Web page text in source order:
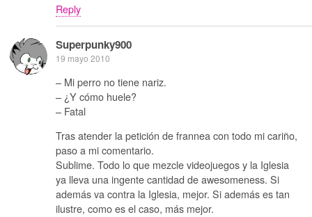
Reply
Superpunky900
19 mayo 2010
– Mi perro no tiene nariz.
– ¿Y cómo huele?
– Fatal
Tras atender la petición de frannea con todo mi cariño,
paso a mi comentario.
Sublime. Todo lo que mezcle videojuegos y la Iglesia
ya lleva una ingente cantidad de awesomeness. Si
además va contra la Iglesia, mejor. Si además es tan
ilustre, como es el caso, más mejor.